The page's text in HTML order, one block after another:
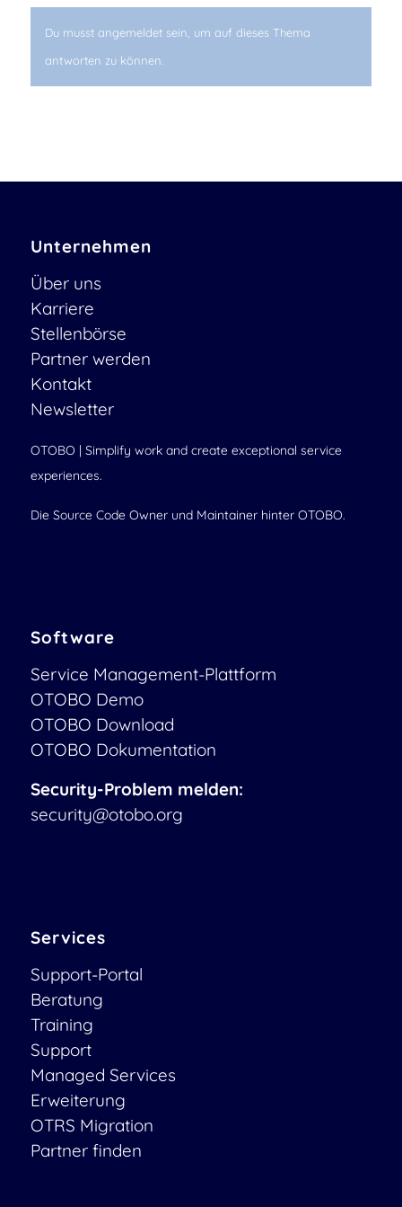
Du musst angemeldet sein, um auf dieses Thema
antworten zu können.
Unternehmen
Über uns
Karriere
Stellenbörse
Partner werden
Kontakt
Newsletter
OTOBO | Simplify work and create exceptional service
experiences.
Die Source Code Owner und Maintainer hinter OTOBO.
Software
Service Management-Plattform
OTOBO Demo
OTOBO Download
OTOBO Dokumentation
Security-Problem melden:
security@otobo.org
Services
Support-Portal
Beratung
Training
Support
Managed Services
Erweiterung
OTRS Migration
Partner finden